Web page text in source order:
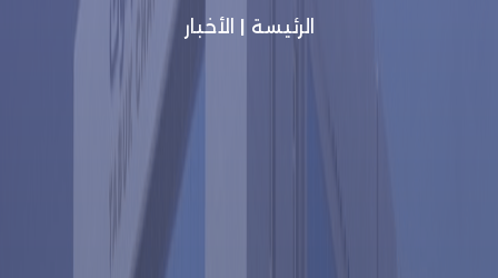
الرئيسة | الأخبار